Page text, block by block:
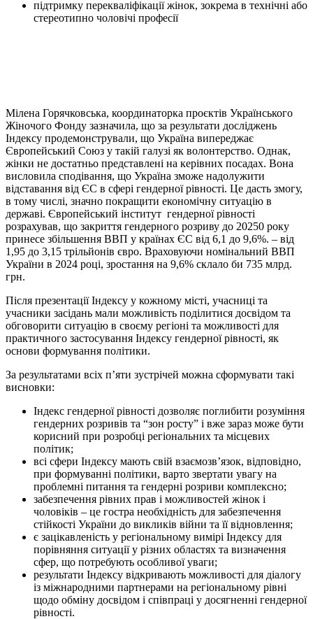
підтримку перекваліфікації жінок, зокрема в технічні або
стереотипно чоловічі професії
Мілена Горячковська, координаторка проєктів Українського
Жіночого Фонду зазначила, що за результати досліджень
Індексу продемонстрували, що Україна випереджає
Європейський Союз у такій галузі як волонтерство. Однак,
жінки не достатньо представлені на керівних посадах. Вона
висловила сподівання, що Україна зможе надолужити
відставання від ЄС в сфері гендерної рівності. Це дасть змогу,
в тому числі, значно покращити економічну ситуацію в
державі. Європейський інститут гендерної рівності
розрахував, що закриття гендерного розриву до 20250 року
принесе збільшення ВВП у країнах ЄС від 6,1 до 9,6%. – від
1,95 до 3,15 трільйонів євро. Враховуючи номінальний ВВП
України в 2024 році, зростання на 9,6% склало би 735 млрд.
грн.
Після презентації Індексу у кожному місті, учасниці та
учасники засідань мали можливість поділитися досвідом та
обговорити ситуацію в своєму регіоні та можливості для
практичного застосування Індексу гендерної рівності, як
основи формування політики.
За результатами всіх п’яти зустрічей можна сформувати такі
висновки:
Індекс гендерної рівності дозволяє поглибити розуміння
гендерних розривів та “зон росту” і вже зараз може бути
корисний при розробці регіональних та місцевих
політик;
всі сфери Індексу мають свій взаємозв’язок, відповідно,
при формуванні політики, варто звертати увагу на
проблемні питання та гендерні розриви комплексно;
забезпечення рівних прав і можливостей жінок і
чоловіків – це гостра необхідність для забезпечення
стійкості України до викликів війни та її відновлення;
є зацікавленість у регіональному вимірі Індексу для
порівняння ситуації у різних областях та визначення
сфер, що потребують особливої уваги;
результати Індексу відкривають можливості для діалогу
із міжнародними партнерами на регіональному рівні
щодо обміну досвідом і співпраці у досягненні гендерної
рівності.